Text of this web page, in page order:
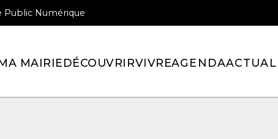
Public Numérique
MAIRIEDÉCOUVRIRVIVREAGENDA